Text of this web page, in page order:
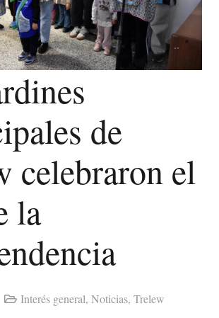
de
celebraron el
la
Interés general, Noticias, Trelew